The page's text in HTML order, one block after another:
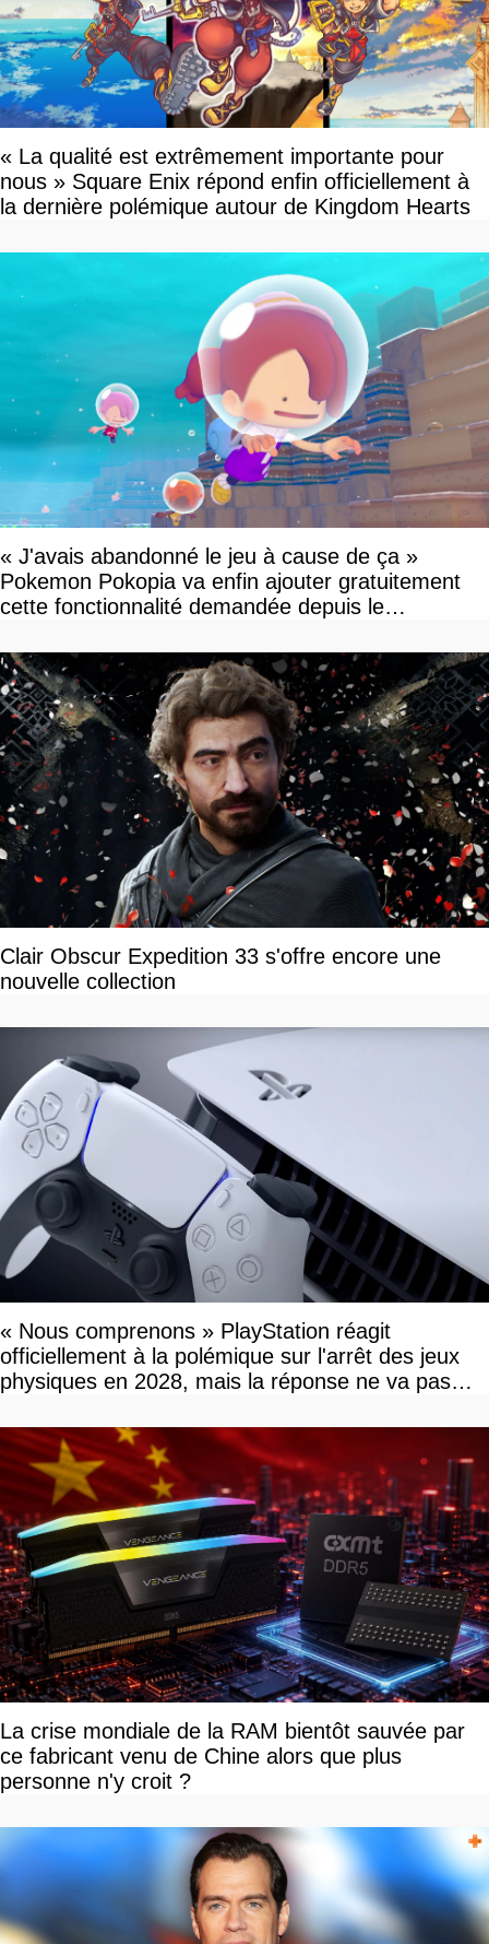
« La qualité est extrêmement importante pour
nous » Square Enix répond enfin officiellement à
la dernière polémique autour de Kingdom Hearts
« J'avais abandonné le jeu à cause de ça »
Pokemon Pokopia va enfin ajouter gratuitement
cette fonctionnalité demandée depuis le
Clair Obscur Expedition 33 s'offre encore une
nouvelle collection
« Nous comprenons » PlayStation réagit
officiellement à la polémique sur l'arrêt des jeux
physiques en 2028, mais la réponse ne va pas
La crise mondiale de la RAM bientôt sauvée par
ce fabricant venu de Chine alors que plus
personne n'y croit ?